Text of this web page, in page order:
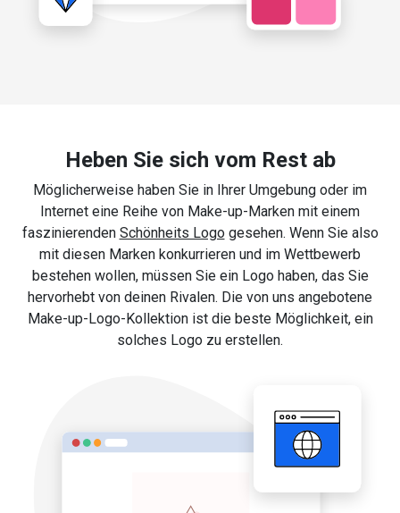
Heben Sie sich vom Rest ab
Möglicherweise haben Sie in Ihrer Umgebung oder im
Internet eine Reihe von Make-up-Marken mit einem
faszinierenden Schönheits Logogesehen. Wenn Sie also
mit diesen Marken konkurrieren und im Wettbewerb
bestehen wollen, müssen Sie ein Logo haben, das Sie
hervorhebt von deinen Rivalen. Die von uns angebotene
Make-up-Logo-Kollektion ist die beste Möglichkeit, ein
solches Logo zu erstellen.